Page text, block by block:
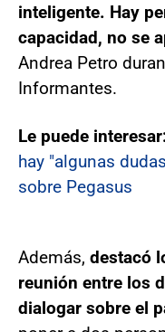
inteligente. Hay
capacidad, no se
Andrea Petro
Informantes.
Le puede
hay "algunas
sobre Pegasus
Además, destacó
reunión entre los
dialogar sobre el